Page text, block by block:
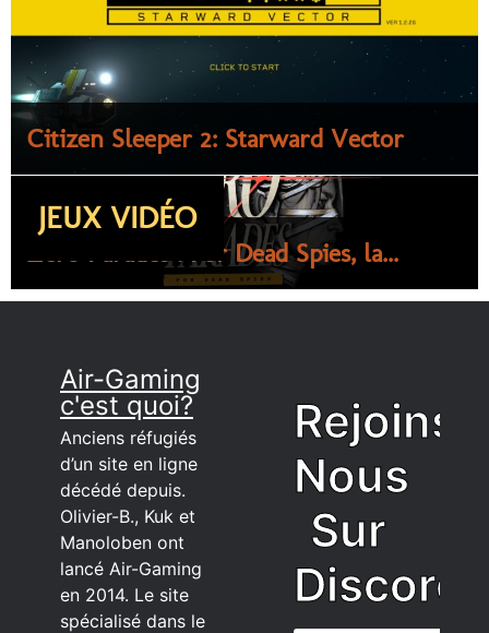
Citizen Sleeper 2: Starward Vector
JEUX VIDÉO
Zero Parades : For Dead Spies, la...
Air-Gaming
c'est quoi?
Anciens réfugiés
d’un site en ligne
décédé depuis.
Olivier-B., Kuk et
Manoloben ont
lancé Air-Gaming
en 2014. Le site
spécialisé dans le
Rejoins
Nous
Sur
Discord